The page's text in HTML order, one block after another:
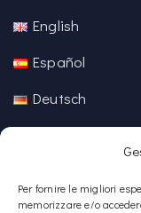
Per fornire le migliori
memorizzare e/o
English
Español
Deutsch